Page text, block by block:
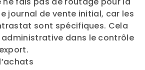
journal de vente initial, car les
sont spécifiques. Cela
dans le contrôle